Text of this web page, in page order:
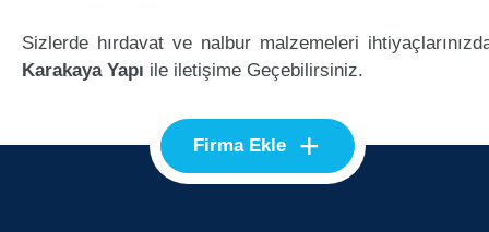
Sizlerde hırdavat ve nalbur malzemeleri
Karakaya Yapı ile iletişime Geçebilirsiniz.
Firma Ekle +